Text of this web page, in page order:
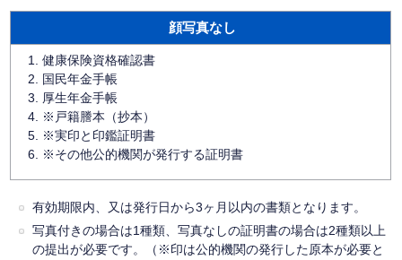
顔写真なし
健康保険資格確認書
国民年金手帳
厚生年金手帳
※戸籍謄本（抄本）
※実印と印鑑証明書
※その他公的機関が発行する証明書
有効期限内、又は発行日から3ヶ月以内の書類となります。
写真付きの場合は1種類、写真なしの証明書の場合は2種類以上
の提出が必要です。（※印は公的機関の発行した原本が必要と